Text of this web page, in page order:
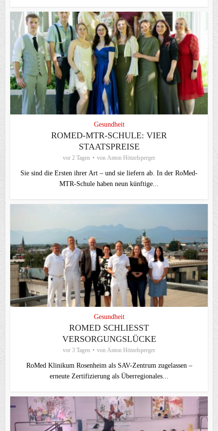
Gesundheit
ROMED-MTR-SCHULE: VIER
STAATSPREISE
vor 2 Tagen von Anton Hötzelsperger
Sie sind die Ersten ihrer Art – und sie liefern ab. In der RoMed-
MTR-Schule haben neun künftige...
Gesundheit
ROMED SCHLIESST V
ERSORGUNGSLÜCKE
vor 3 Tagen von Anton Hötzelsperger
RoMed Klinikum Rosenheim als SAV-Zentrum zugelassen –
erneute Zertifizierung als Überregionales...